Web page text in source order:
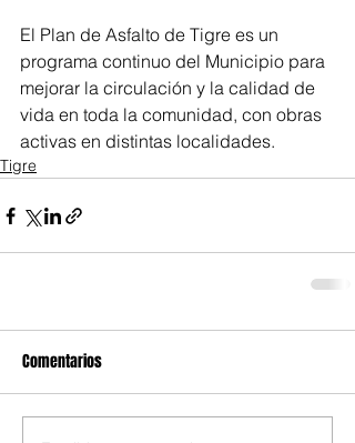
El Plan de Asfalto de Tigre es un
programa continuo del Municipio para
mejorar la circulación y la calidad de
vida en toda la comunidad, con obras
activas en distintas localidades.
Tigre
Comentarios